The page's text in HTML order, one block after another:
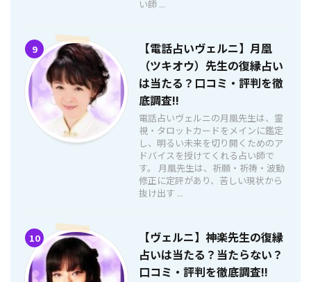
い師 ...
9
【電話占いヴェルニ】月凰
（ツキオウ）先生の復縁占い
は当たる？口コミ・評判を徹
底調査!!
電話占いヴェルニの月凰先生は、霊
視・タロットカードをメインに鑑定
し、明るい未来を切り開くためのア
ドバイスを授けてくれる占い師で
す。 月凰先生は、祈願・祈祷・波動
修正に定評があり、苦しい現状から
抜け出す ...
10
【ヴェルニ】神楽先生の復縁
占いは当たる？当たらない？
口コミ・評判を徹底調査!!